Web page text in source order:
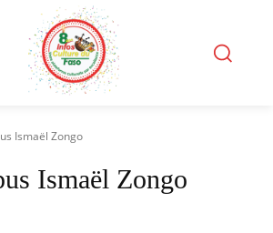
Ismaël Zongo
Ismaël Zongo